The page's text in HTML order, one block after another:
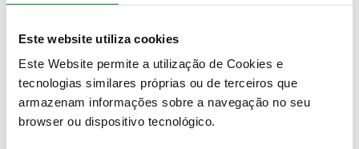
Este website utiliza cookies
Este Website permite a utilização de Cookies e
tecnologias similares próprias ou de terceiros que
armazenam informações sobre a navegação no seu
browser ou dispositivo tecnológico.
Toyota é o 4º classificado a 1m05,9 do líder
Seguido de perto pelo Hyundai de Thierry Neuville
a 1m12,9 apenas a 7 segundos de Lappi.A M-Sport
Ford perdeu demasiado cedo o seu piloto mais
rápido.Craig Breen que até venceu a Super Especial